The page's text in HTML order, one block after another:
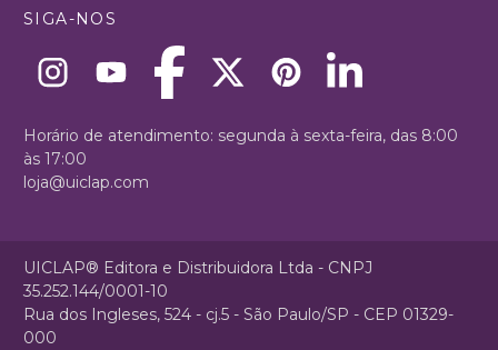
SIGA-NOS
Horário de atendimento: segunda à sexta-feira, das 8:00
às 17:00
loja@uiclap.com
UICLAP® Editora e Distribuidora Ltda - CNPJ
35.252.144/0001-10
Rua dos Ingleses, 524 - cj.5 - São Paulo/SP - CEP 01329-
000